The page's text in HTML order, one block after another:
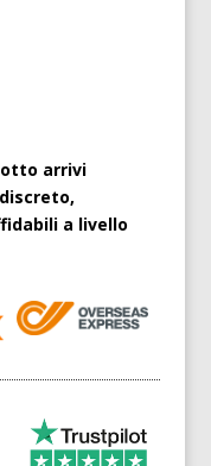
arrivi
a livello